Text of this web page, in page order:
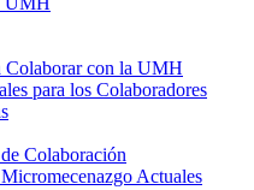
Colaborar con la UMH
para los Colaboradores
Colaboración
Actuales